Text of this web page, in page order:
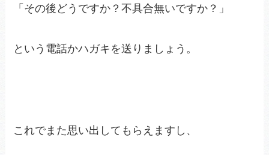
「その後どうですか？不具合無いですか？」
という電話かハガキを送りましょう。
これでまた思い出してもらえますし、